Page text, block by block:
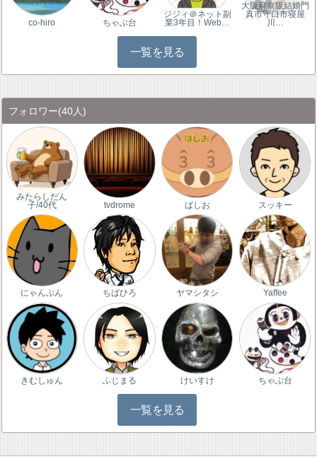
co-hiro ちゃぶ台
ジジィ＠ネット副
業3年目！Web…
大阪府京阪結婚門
真市守口市寝屋
川…
一覧を見る
フォロワー(40人)
みたらしだん
子/40代
tvdrome ばしお スッキー
にゃんぷん ちばひろ ヤマシタシ Yaffee
きむしゅん ふじまる けいすけ ちゃぶ台
一覧を見る